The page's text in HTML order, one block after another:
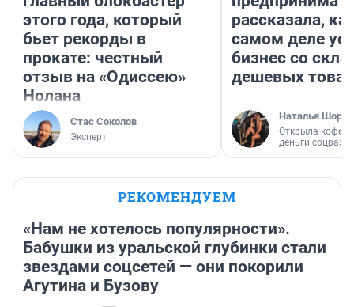
этого года, который
бьет рекорды в
прокате: честный
отзыв на «Одиссею»
Нолана
Стас Соколов
Эксперт
рассказала,
самом деле
бизнес со
дешевых
Наталья
Открыла
деньги
РЕКОМЕНДУЕМ
«Нам не хотелось популярности».
Бабушки из уральской глубинки стали
звездами соцсетей — они покорили
Агутина и Бузову